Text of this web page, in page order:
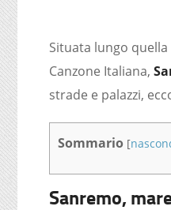
Situata lungo
Canzone Italiana,
strade e palazzi,
Sommario [
Sanremo,